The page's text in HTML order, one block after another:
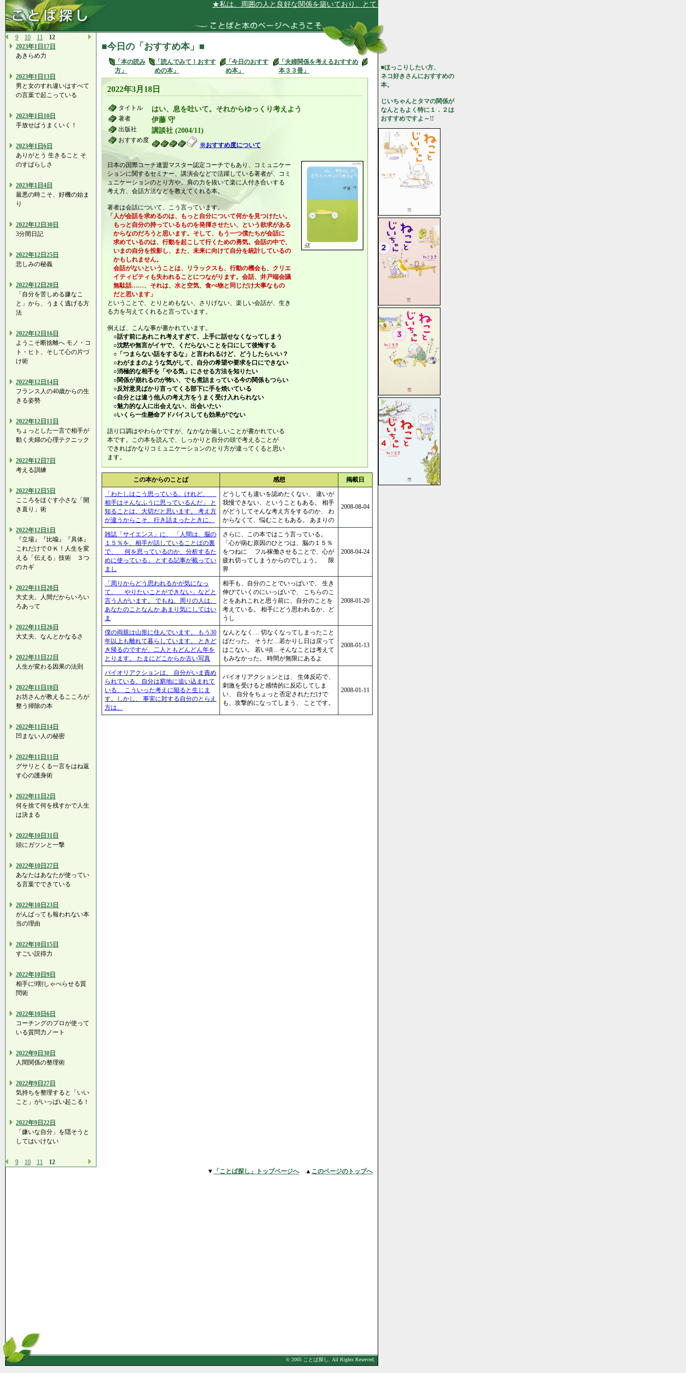
★私は、周囲の人と良好な関係を築いており、とても満足しています★
9 10 11
12
2023年1日17日
あきらめ力
2023年1日13日
男と女のすれ違いはすべて
の言葉で起こっている
2023年1日10日
手放せばうまくいく！
2023年1日6日
ありがとう 生きること そ
のすばらしさ
2023年1日4日
最悪の時こそ、好機の始ま
り
2022年12日30日
3分間日記
2022年12日25日
悲しみの秘義
2022年12日20日
「自分を苦しめる嫌なこ
と」から、うまく逃げる方
法
2022年12日16日
ようこそ断捨離へ モノ・コ
ト・ヒト、そして心の片づ
け術
2022年12日14日
フランス人の40歳からの生
きる姿勢
2022年12日11日
ちょっとした一言で相手が
動く夫婦の心理テクニック
2022年12日7日
考える訓練
2022年12日5日
こころをほぐす小さな「開
き直り」術
2022年12日1日
『立場』『比喩』『具体』
これだけでＯＫ！人生を変
える「伝える」技術 ３つ
のカギ
2022年11日28日
大丈夫。人間だからいろい
ろあって
2022年11日26日
大丈夫、なんとかなるさ
2022年11日22日
人生が変わる因果の法則
2022年11日18日
お坊さんが教えるこころが
整う掃除の本
2022年11日14日
凹まない人の秘密
2022年11日11日
グサリとくる一言をはね返
す心の護身術
2022年11日2日
何を捨て何を残すかで人生
は決まる
2022年10日31日
頭にガツンと一撃
2022年10日27日
あなたはあなたが使ってい
る言葉でできている
2022年10日23日
がんばっても報われない本
当の理由
2022年10日15日
すごい説得力
2022年10日9日
相手に9割しゃべらせる質
問術
2022年10日6日
コーチングのプロが使って
いる質問力ノート
2022年9日30日
人間関係の整理術
2022年9日27日
気持ちを整理すると「いい
こと」がいっぱい起こる！
2022年9日22日
「嫌いな自分」を隠そうと
してはいけない
9 10 11 12
■今日の「おすすめ本」■
「本の読み
方」
「読んでみて！おすす
めの本」
「今日のおすす
め本」
「夫婦関係を考えるおすすめ
本３３冊」
2022年3月18日
タイトル はい、息を吐いて。それからゆっくり考えよう
著者 伊藤 守
出版社 講談社 (2004/11)
おすすめ度
※おすすめ度について
日本の国際コーチ連盟マスター認定コーチでもあり、コミュニケー
ションに関するセミナー、講演会などで活躍している著者が、コミ
ュニケーションのとり方や、肩の力を抜いて楽に人付き合いする
考え方、会話方法などを教えてくれる本。
著者は会話について、こう言っています。
「人が会話を求めるのは、もっと自分について何かを見つけたい。
もっと自分の持っているものを発揮させたい、という欲求がある
からなのだろうと思います。そして、もう一つ僕たちが会話に
求めているのは、行動を起こして行くための勇気。会話の中で、
いまの自分を投影し、また、未来に向けて自分を統計しているの
かもしれません。
会話がないということは、リラックスも、行動の機会も、クリエ
イティビティも失われることにつながります。会話、井戸端会議
無駄話……、それは、水と空気、食べ物と同じだけ大事なもの
だと思います」
ということで、とりとめもない、さりげない、楽しい会話が、生き
る力を与えてくれると言っています。
例えば、こんな事が書かれています。
○話す前にあれこれ考えすぎて、上手に話せなくなってしまう
○沈黙や無言がイヤで、くだらないことを口にして後悔する
○「つまらない話をするな」と言われるけど、どうしたらいい？
○わがままのような気がして、自分の希望や要求を口にできない
○消極的な相手を「やる気」にさせる方法を知りたい
○関係が崩れるのが怖い、でも煮詰まっている今の関係もつらい
○反対意見ばかり言ってくる部下に手を焼いている
○自分とは違う他人の考え方をうまく受け入れられない
○魅力的な人に出会えない、出会いたい
○いくら一生懸命アドバイスしても効果がでない
語り口調はやわらかですが、なかなか厳しいことが書かれている
本です。この本を読んで、しっかりと自分の頭で考えることが
できればかなりコミュニケーションのとり方が違ってくると思い
ます。
この本からのことば 感想
掲載日
「わたしはこう思っている。けれど、
相手はそんなふうに思っているんだ」 と
知ることは、大切だと思います。 考え方
が違うからこそ、行き詰まったときに、
どうしても違いを認めたくない、 違いが
我慢できない、ということもある。 相手
がどうしてそんな考え方をするのか、 わ
からなくて、悩むこともある。 あまりの
2008-08-04
雑誌「サイエンス」に、 「人間は、脳の
１５％を、相手が話していることばの裏
で、 何を思っているのか、分析するた
めに使っている」 とする記事が載ってい
まし
さらに、この本ではこう言っている。
「心が病む原因のひとつは、脳の１５％
をつねに フル稼働させることで、心が
疲れ切ってしまうからのでしょう。 限
界
2008-04-24
「周りからどう思われるかが気になっ
て、 やりたいことができない」などと
言う人がいます。 でもね、周りの人は、
あなたのことなんか あまり気にしてはい
ま
相手も、自分のことでいっぱいで、 生き
伸びていくのにいっぱいで、 こちらのこ
とをあれこれと思う前に、自分のことを
考えている。 相手にどう思われるか、ど
うし
2008-01-20
僕の両親は山形に住んでいます。 もう30
年以上も離れて暮らしています。 ときど
き帰るのですが、二人ともどんどん年を
とります。 たまにどこからか古い写真
なんとなく… 切なくなってしまったこと
ばだった。 そうだ…若かりし日は戻って
はこない。 若い頃…そんなことは考えて
もみなかった。 時間が無限にあるよ
2008-01-13
バイオリアクションは、 自分がいま責め
られている、自分は窮地に追い込まれて
いる、 こういった考えに陥ると生じま
す。しかし、 事実に対する自分のとらえ
方は、
バイオリアクションとは、 生体反応で、
刺激を受けると感情的に反応してしま
い、 自分をちょっと否定されただけで
も、攻撃的になってしまう、 ことです。
2008-01-11
■ほっこりしたい方、
ネコ好きさんにおすすめの
本。
じいちゃんとタマの関係が
なんともよく特に１．２は
おすすめですよ～!!
▼ 「ことば探し」トップページへ▲ このページのトップへ
© 2005 ことば探し. All Rights Reserved.